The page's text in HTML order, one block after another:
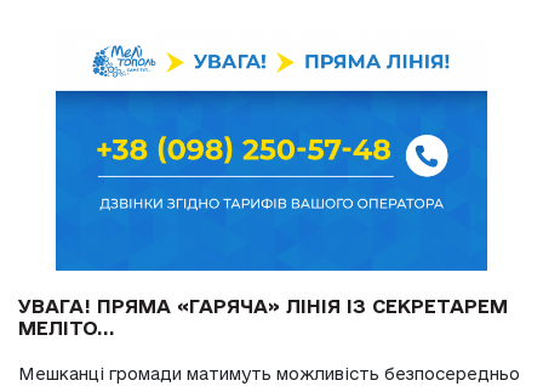
УВАГА! ПРЯМА «ГАРЯЧА» ЛІНІЯ ІЗ СЕКРЕТАРЕМ
МЕЛІТО...
Мешканці громади матимуть можливість безпосередньо